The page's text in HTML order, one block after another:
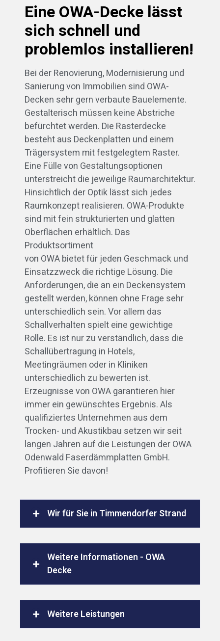
Eine OWA-Decke lässt
sich schnell und
problemlos installieren!
Bei der Renovierung, Modernisierung und
Sanierung von Immobilien sind OWA-
Decken sehr gern verbaute Bauelemente.
Gestalterisch müssen keine Abstriche
befürchtet werden. Die Rasterdecke
besteht aus Deckenplatten und einem
Trägersystem mit festgelegtem Raster.
Eine Fülle von Gestaltungsoptionen
unterstreicht die jeweilige Raumarchitektur.
Hinsichtlich der Optik lässt sich jedes
Raumkonzept realisieren. OWA-Produkte
sind mit fein strukturierten und glatten
Oberflächen erhältlich. Das
Produktsortiment
von OWA bietet für jeden Geschmack und
Einsatzzweck die richtige Lösung. Die
Anforderungen, die an ein Deckensystem
gestellt werden, können ohne Frage sehr
unterschiedlich sein. Vor allem das
Schallverhalten spielt eine gewichtige
Rolle. Es ist nur zu verständlich, dass die
Schallübertragung in Hotels,
Meetingräumen oder in Kliniken
unterschiedlich zu bewerten ist.
Erzeugnisse von OWA garantieren hier
immer ein gewünschtes Ergebnis. Als
qualifiziertes Unternehmen aus dem
Trocken- und Akustikbau setzen wir seit
langen Jahren auf die Leistungen der OWA
Odenwald Faserdämmplatten GmbH.
Profitieren Sie davon!
Wir für Sie in Timmendorfer Strand
Weitere Informationen - OWA
Decke
Weitere Leistungen